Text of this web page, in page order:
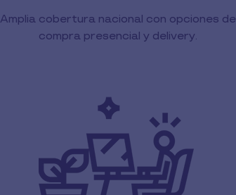
Amplia cobertura nacional con opciones de
compra presencial y delivery.